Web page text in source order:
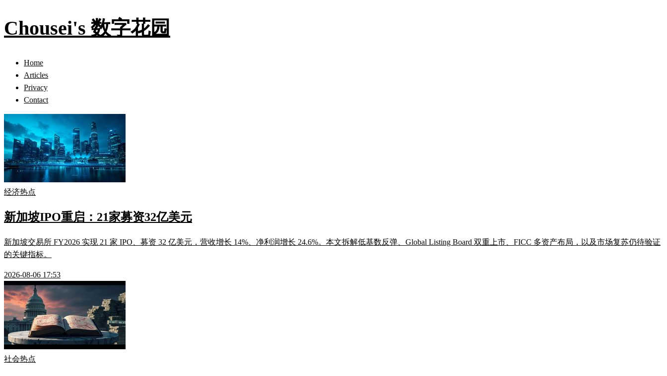
Chousei's 数字花园
Home
Articles
Privacy
Contact
经济热点
新加坡IPO重启：21家募资32亿美元
新加坡交易所 FY2026 实现 21 家 IPO、募资 32 亿美元，营收增长 14%、净利润增长 24.6%。本文拆解低基数反弹、Global Listing Board 双重上市、FICC 多资产布局，以及市场复苏仍待验证
的关键指标。
2026-08-06 17:53
社会热点